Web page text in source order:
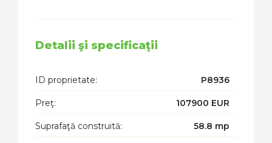
Detalii şi specificaţii
ID proprietate: P8936
Preţ: 107900 EUR
Suprafaţă construită: 58.8 mp